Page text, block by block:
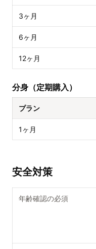
3ヶ月
6ヶ月
12ヶ月
分身（定期購入）
プラン
1ヶ月
安全対策
年齢確認の必須